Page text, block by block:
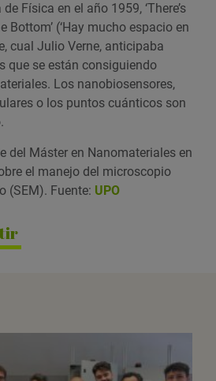
Física en el año 1959, ‘There’s
Bottom’ (‘Hay mucho espacio en
cual Julio Verne, anticipaba
que se están consiguiendo
Los nanobiosensores,
o los puntos cuánticos son
del Máster en Nanomateriales en
el manejo del microscopio
(SEM). Fuente: UPO